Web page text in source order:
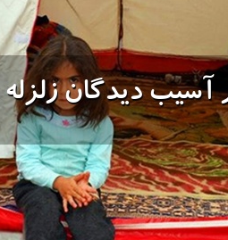
آسیب دیدگان